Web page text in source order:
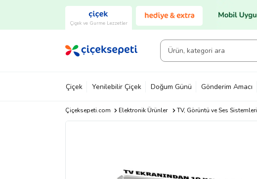
Çiçek ve Gurme Lezzetler
Çiçek Yenilebilir Çiçek Doğum Günü Gönderim Amacı
Çiçeksepeti.com Elektronik Ürünler TV, Görüntü ve Ses Sistemleri